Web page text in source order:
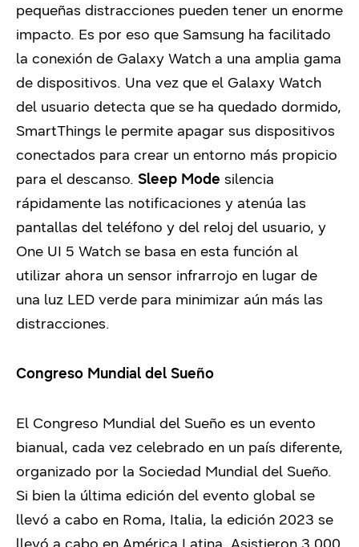
pequeñas distracciones pueden tener un enorme
impacto. Es por eso que Samsung ha facilitado
la conexión de Galaxy Watch a una amplia gama
de dispositivos. Una vez que el Galaxy Watch
del usuario detecta que se ha quedado dormido,
SmartThings le permite apagar sus dispositivos
conectados para crear un entorno más propicio
para el descanso. Sleep Mode silencia
rápidamente las notificaciones y atenúa las
pantallas del teléfono y del reloj del usuario, y
One UI 5 Watch se basa en esta función al
utilizar ahora un sensor infrarrojo en lugar de
una luz LED verde para minimizar aún más las
distracciones.
Congreso Mundial del Sueño
El Congreso Mundial del Sueño es un evento
bianual, cada vez celebrado en un país diferente,
organizado por la Sociedad Mundial del Sueño.
Si bien la última edición del evento global se
llevó a cabo en Roma, Italia, la edición 2023 se